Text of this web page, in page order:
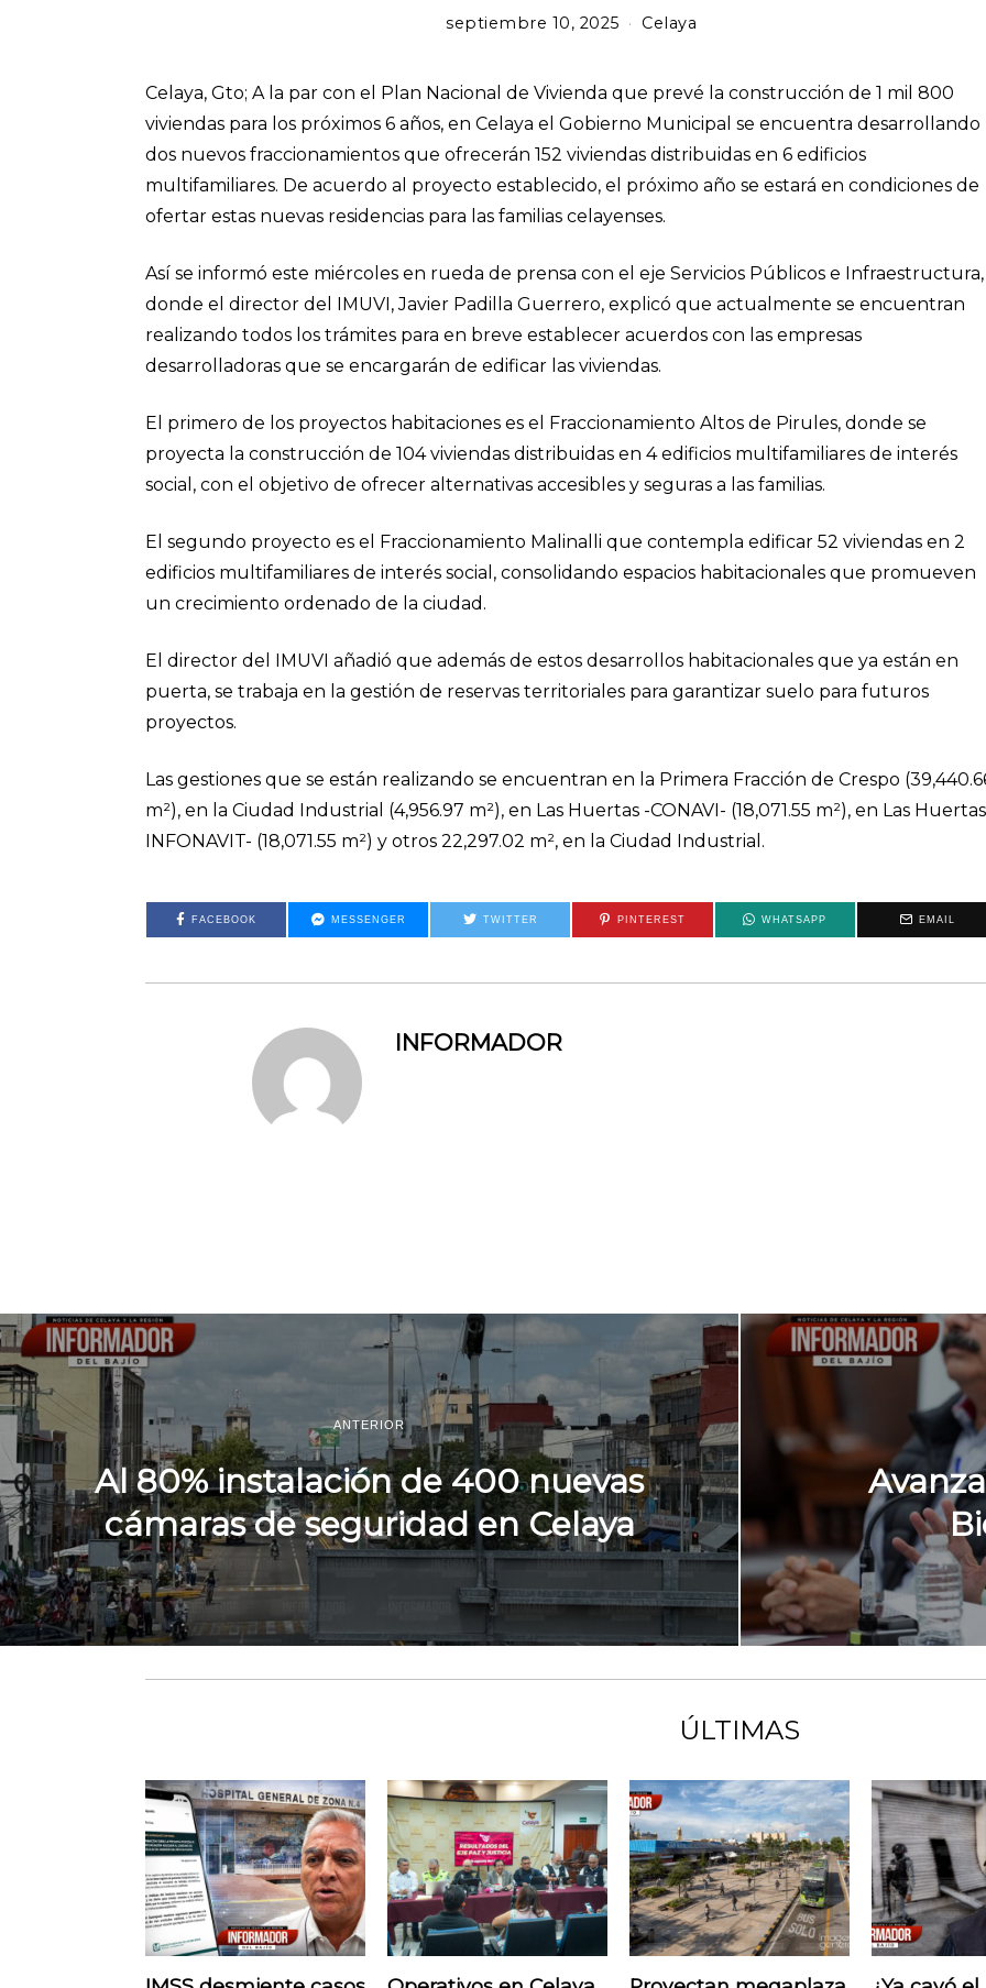
septiembre 10, 2025 Celaya
Celaya, Gto; A la par con el Plan Nacional de Vivienda que prevé la construcción de 1 mil 800
viviendas para los próximos 6 años, en Celaya el Gobierno Municipal se encuentra desarrollando
dos nuevos fraccionamientos que ofrecerán 152 viviendas distribuidas en 6 edificios
multifamiliares. De acuerdo al proyecto establecido, el próximo año se estará en condiciones de
ofertar estas nuevas residencias para las familias celayenses.
Así se informó este miércoles en rueda de prensa con el eje Servicios Públicos e Infraestructura,
donde el director del IMUVI, Javier Padilla Guerrero, explicó que actualmente se encuentran
realizando todos los trámites para en breve establecer acuerdos con las empresas
desarrolladoras que se encargarán de edificar las viviendas.
El primero de los proyectos habitaciones es el Fraccionamiento Altos de Pirules, donde se
proyecta la construcción de 104 viviendas distribuidas en 4 edificios multifamiliares de interés
social, con el objetivo de ofrecer alternativas accesibles y seguras a las familias.
El segundo proyecto es el Fraccionamiento Malinalli que contempla edificar 52 viviendas en 2
edificios multifamiliares de interés social, consolidando espacios habitacionales que promueven
un crecimiento ordenado de la ciudad.
El director del IMUVI añadió que además de estos desarrollos habitacionales que ya están en
puerta, se trabaja en la gestión de reservas territoriales para garantizar suelo para futuros
proyectos.
Las gestiones que se están realizando se encuentran en la Primera Fracción de Crespo
m²), en la Ciudad Industrial (4,956.97 m²), en Las Huertas -CONAVI- (18,071.55 m²), en Las
INFONAVIT- (18,071.55 m²) y otros 22,297.02 m², en la Ciudad Industrial.
FACEBOOK MESSENGER TWITTER PINTEREST WHATSAPP EMAIL
INFORMADOR
ANTERIOR
Al 80% instalación de 400 nuevas
cámaras de seguridad en Celaya
ÚLTIMAS